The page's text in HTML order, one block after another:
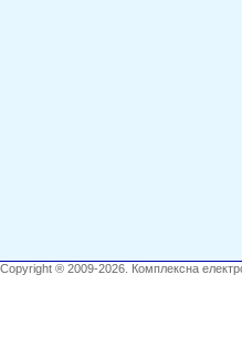
Copyright ® 2009-2026. Комплексна